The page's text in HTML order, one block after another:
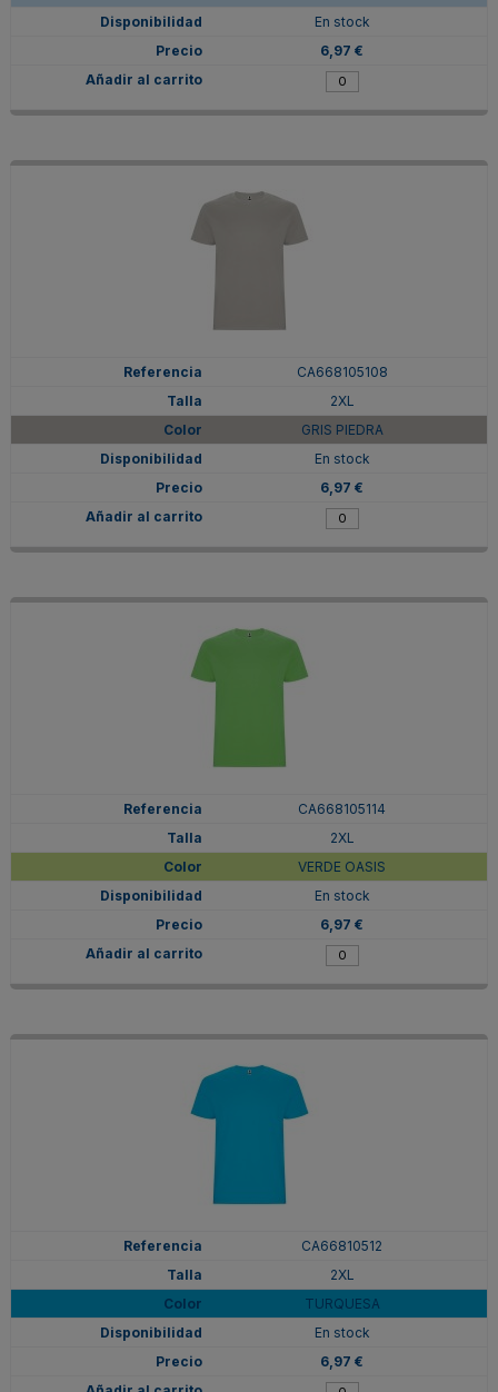
En stock
6,97 €
CA668105108
2XL
GRIS PIEDRA
En stock
6,97 €
CA668105114
2XL
VERDE OASIS
En stock
6,97 €
CA66810512
2XL
TURQUESA
En stock
6,97 €